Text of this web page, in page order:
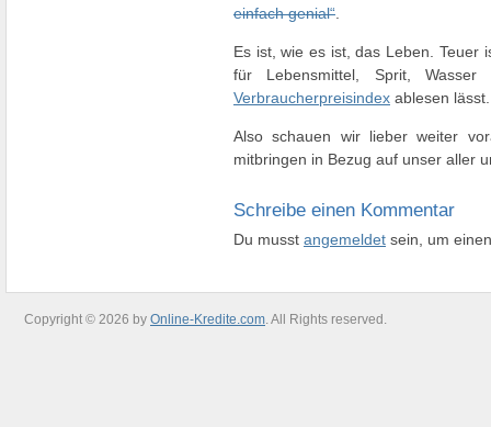
einfach genial“
Es ist, wie es ist, das Leben. Teuer
für Lebensmittel, Sprit,
Verbraucherpreisindex ablesen lässt.
Also schauen wir lieber weiter
mitbringen in Bezug auf unser aller
Schreibe einen Kommentar
Du musst angemeldet sein, um
Copyright © 2026 by Online-Kredite.com. All Rights reserved.